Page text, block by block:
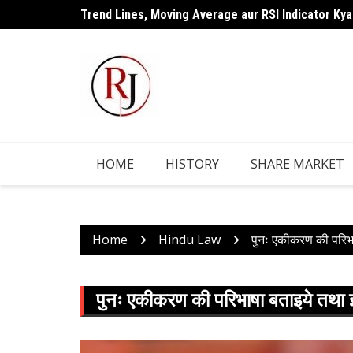
to
Trend Lines, Moving Average aur RSI Indicator
Candlestick Chart Kya Hai ? Puri Jankari Hindi
HOME HISTORY SHARE MARKET
Home Hindu Law पुनः एकीकरण की
पुनः एकीकरण की परिभाषा बताइये